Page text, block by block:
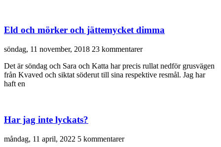
Eld och mörker och jättemycket dimma
söndag, 11 november, 2018 23 kommentarer
Det är söndag och Sara och Katta har precis rullat nedför grusvägen
från Kvaved och siktat söderut till sina respektive resmål. Jag har
haft en
Har jag inte lyckats?
måndag, 11 april, 2022 5 kommentarer